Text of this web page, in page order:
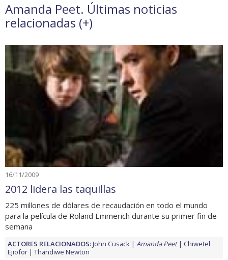
Amanda Peet. Últimas noticias
relacionadas (+)
16/11/2009
2012 lidera las taquillas
225 millones de dólares de recaudación en todo el mundo
para la película de Roland Emmerich durante su primer fin de
semana
ACTORES RELACIONADOS:John Cusack Amanda Peet
Chiwetel
Ejiofor
Thandiwe Newton